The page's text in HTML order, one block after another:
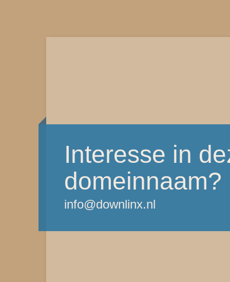
Interesse in
domeinnaam?
info@downlinx.nl